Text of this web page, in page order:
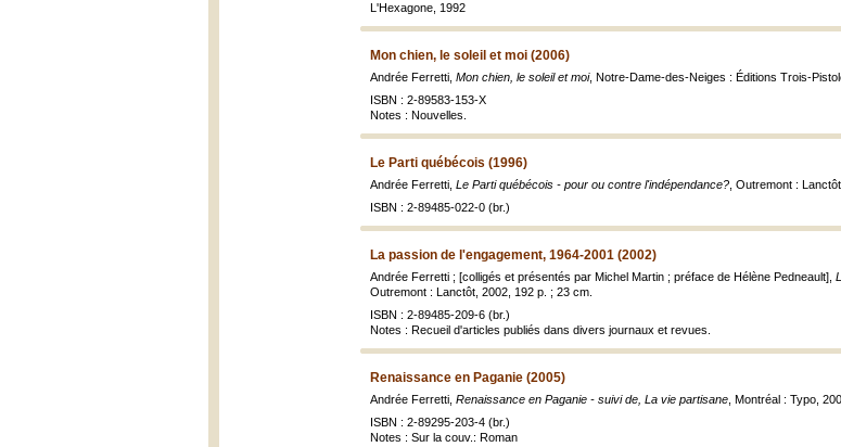
L'Hexagone, 1992
Mon chien, le soleil et moi (2006)
Andrée Ferretti, Mon chien, le soleil et moi, Notre-Dame-des-Neiges : Éditions Trois-
ISBN : 2-89583-153-X
Notes : Nouvelles.
Le Parti québécois (1996)
Andrée Ferretti, Le Parti québécois - pour ou contre l'indépendance? , Outremont :
ISBN : 2-89485-022-0 (br.)
La passion de l'engagement, 1964-2001 (2002)
Andrée Ferretti ; [colligés et présentés par Michel Martin ; préface de Hélène Pedneault],
Outremont : Lanctôt, 2002, 192 p. ; 23 cm.
ISBN : 2-89485-209-6 (br.)
Notes : Recueil d'articles publiés dans divers journaux et revues.
Renaissance en Paganie (2005)
Andrée Ferretti, Renaissance en Paganie - suivi de, La vie partisane , Montréal : Typo,
ISBN : 2-89295-203-4 (br.)
Notes : Sur la couv.: Roman